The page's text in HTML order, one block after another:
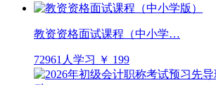
教资资格面试课程（中小学…
72961人学习 ￥ 199